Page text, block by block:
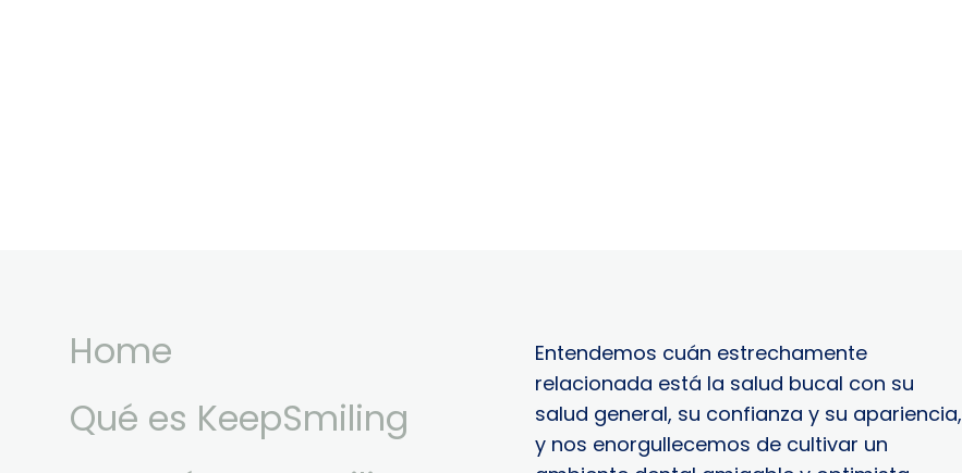
Home
Qué es KeepSmiling
Entendemos cuán estrechamente
relacionada está la salud bucal con su
salud general, su confianza y su apariencia,
y nos enorgullecemos de cultivar un